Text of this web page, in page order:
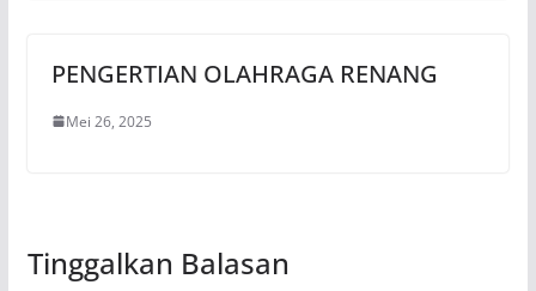
PENGERTIAN OLAHRAGA RENANG
Mei 26, 2025
Tinggalkan Balasan